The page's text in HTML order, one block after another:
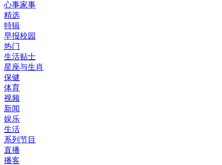
心事家事
精选
特辑
早报校园
热门
生活贴士
星座与生肖
保健
体育
视频
新闻
娱乐
生活
系列节目
直播
播客